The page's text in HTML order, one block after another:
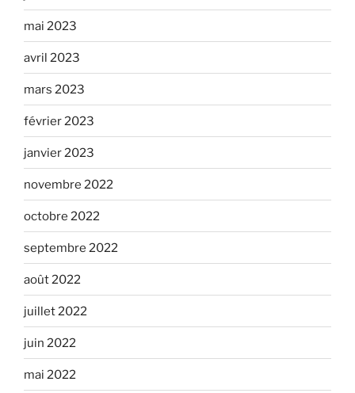
mai 2023
avril 2023
mars 2023
février 2023
janvier 2023
novembre 2022
octobre 2022
septembre 2022
août 2022
juillet 2022
juin 2022
mai 2022